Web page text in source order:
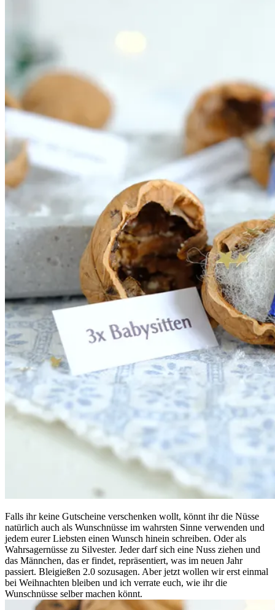
Falls ihr keine Gutscheine verschenken wollt, könnt ihr die Nüsse
natürlich auch als Wunschnüsse im wahrsten Sinne verwenden und
jedem eurer Liebsten einen Wunsch hinein schreiben. Oder als
Wahrsagernüsse zu Silvester. Jeder darf sich eine Nuss ziehen und
das Männchen, das er findet, repräsentiert, was im neuen Jahr
passiert. Bleigießen 2.0 sozusagen. Aber jetzt wollen wir erst einmal
bei Weihnachten bleiben und ich verrate euch, wie ihr die
Wunschnüsse selber machen könnt.